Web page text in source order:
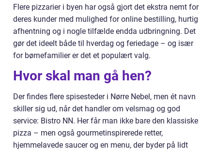
Flere pizzarier i byen har også gjort det ekstra nemt for
deres kunder med mulighed for online bestilling, hurtig
afhentning og i nogle tilfælde endda udbringning. Det
gør det ideelt både til hverdag og feriedage – og især
for børnefamilier er det et populært valg.
Hvor skal man gå hen?
Der findes flere spisesteder i Nørre Nebel, men ét navn
skiller sig ud, når det handler om velsmag og god
service: Bistro NN. Her får man ikke bare den klassiske
pizza – men også gourmetinspirerede retter,
hjemmelavede saucer og en menu, der byder på lidt